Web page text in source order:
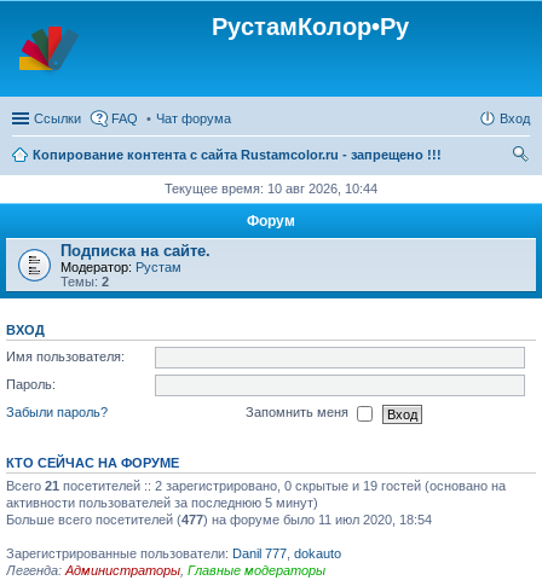
РустамКолор•Ру
Ссылки FAQ Чат форума Вход
Копирование контента с сайта Rustamcolor.ru - запрещено !!!
Текущее время: 10 авг 2026, 10:44
Форум
Подписка на сайте.
Модератор: Рустам
Темы: 2
ВХОД
Имя пользователя:
Пароль:
Забыли пароль?
Запомнить меня
КТО СЕЙЧАС НА ФОРУМЕ
Всего 21 посетителей :: 2 зарегистрировано, 0 скрытые и 19 гостей (основано на
активности пользователей за последнюю 5 минут)
Больше всего посетителей (477) на форуме было 11 июл 2020, 18:54
Зарегистрированные пользователи: Danil 777 dokauto
Легенда: Администраторы Главные модераторы